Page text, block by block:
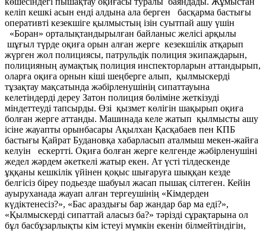
келіп кешкі асын енді алдына ала берген басқарма бастығы
оперативті кезекшіге қылмыстың ізін суытпай ашу үшін
«Боран» орталықтандырылған байланыс желісі арқылы
шұғыл түрде оқиға орын алған жерге кезекшілік атқарып
жүрген жол полициясы, патрульдік полиция экипаждарын,
полицияның аумақтық полиция инспекторларын аттандырып,
оларға оқиға орнын кіші шеңберге алып, қылмыскерді
тұзақтау мақсатында жәбірленушінің сипаттауына
келетіндерді дереу Затон полиция бөліміне жеткізуді
міндеттеуді тапсырды. Өзі қызмет көлігін шақырып оқиға
болған жерге аттанды. Машинада келе жатып қылмысты ашу
ісіне жауапты орынбасары Ақылхан Қасқабаев пен КПБ
бастығы Қайрат Будановқа хабарласып аталмыш мекен-жайға
келуін ескертті. Оқиға болған жерге келгенде жәбірленушіні
жедел жәрдем әкеткелі жатыр екен. Ат үсті тілдескенде
ұққаны кешкілік үйінен қоқыс шығаруға шыққан кезде
белгісіз біреу подьезде шабуыл жасап пышақ сілтеген. Кейін
ауыруханада жауап алған тергеушінің «Кімдерден
күдіктенесіз?», «Бас араздығы бар жандар бар ма еді?»,
«Қылмыскерді сипаттай аласыз ба?» тәрізді сұрақтарына ол
бұл басбұзарлықты кім істеуі мүмкін екенін білмейтіндігін,